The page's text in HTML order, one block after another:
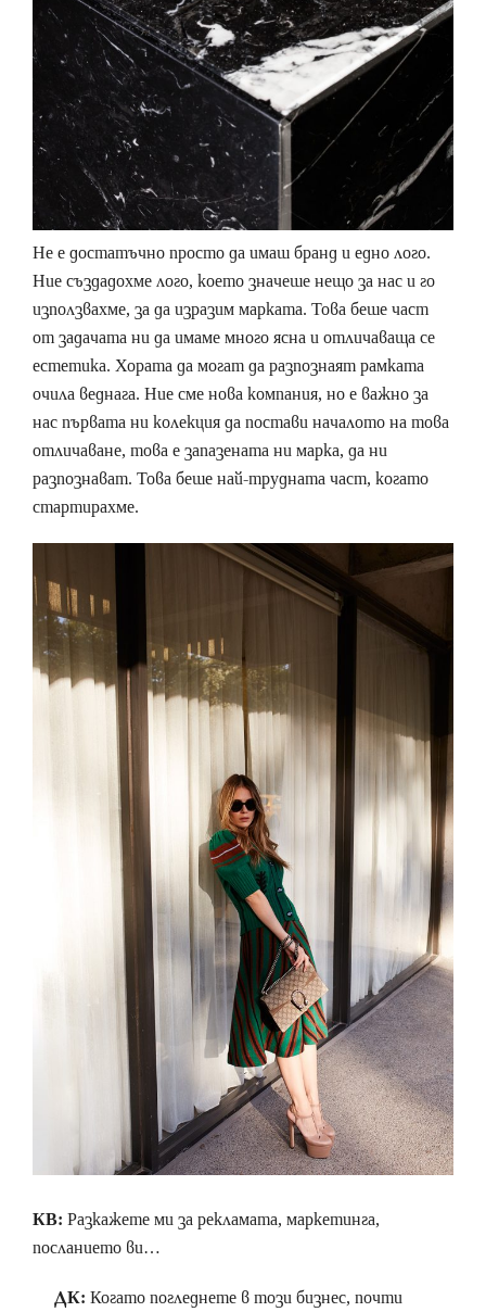
Не е достатъчно просто да имаш бранд и едно лого.
Ние създадохме лого, което значеше нещо за нас и го
използвахме, за да изразим марката. Това беше част
от задачата ни да имаме много ясна и отличаваща се
естетика. Хората да могат да разпознаят рамката
очила веднага. Ние сме нова компания, но е важно за
нас първата ни колекция да постави началото на това
отличаване, това е запазената ни марка, да ни
разпознават. Това беше най-трудната част, когато
стартирахме.
КВ: Разкажете ми за рекламата, маркетинга,
посланието ви…
ДК: Когато погледнете в този бизнес, почти